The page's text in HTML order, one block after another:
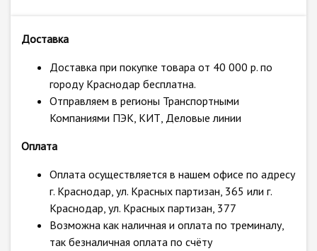
Доставка
Доставка при покупке товара от 40 000 р. по
городу Краснодар бесплатна.
Отправляем в регионы Транспортными
Компаниями ПЭК, КИТ, Деловые линии
Оплата
Оплата осуществляется в нашем офисе по адресу
г. Краснодар, ул. Красных партизан, 365 или г.
Краснодар, ул. Красных партизан, 377
Возможна как наличная и оплата по треминалу,
так безналичная оплата по счёту